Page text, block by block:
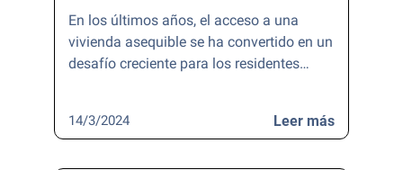
En los últimos años, el acceso a una
vivienda asequible se ha convertido en un
desafío creciente para los residentes…
Leer más
14/3/2024